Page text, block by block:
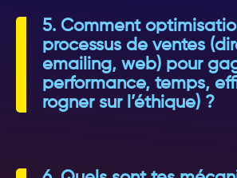
5. Comment
processus de ventes
emailing, web) pour
performance, temps,
rogner sur l’éthique) ?